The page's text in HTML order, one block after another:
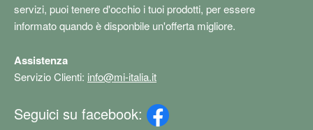
servizi, puoi tenere d'occhio i tuoi prodotti, per essere
informato quando è disponbile un'offerta migliore.
Assistenza
Servizio Clienti: info@mi-italia.it
Seguici su facebook: